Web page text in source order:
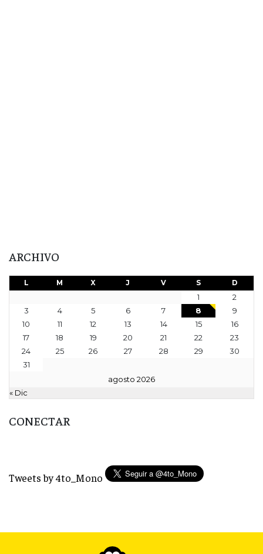
ARCHIVO
agosto 2026
L M X J V S D
1
2
3
4 5 6 7 8
9
10
11 12 13 14 15
16
17
18 19 20 21 22
23
24
25 26 27 28 29
30
31
« Dic
CONECTAR
Tweets by 4to_Mono